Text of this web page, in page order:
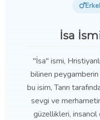
İsa
"İsa" ismi,
bilinen peygamberin
bu isim, Tanrı
sevgi ve
güzellikleri,